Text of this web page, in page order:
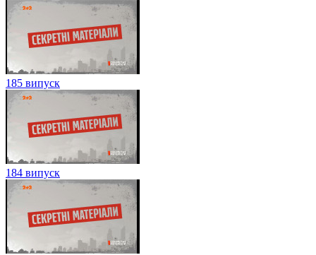
185 випуск
184 випуск